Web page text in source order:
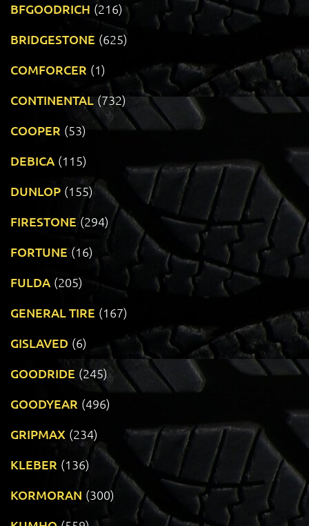
BFGOODRICH (216)
BRIDGESTONE (625)
COMFORCER (1)
CONTINENTAL (732)
COOPER (53)
DEBICA (115)
DUNLOP (155)
FIRESTONE (294)
FORTUNE (16)
FULDA (205)
GENERAL TIRE (167)
GISLAVED (6)
GOODRIDE (245)
GOODYEAR (496)
GRIPMAX (234)
KLEBER (136)
KORMORAN (300)